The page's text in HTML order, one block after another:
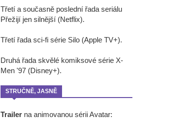
Třetí a současně poslední řada seriálu
Přežijí jen silnější (Netflix).
Třetí řada sci-fi série Silo (Apple TV+).
Druhá řada skvělé komiksové série X-
Men '97 (Disney+).
STRUČNĚ, JASNĚ
Trailer na animovanou sérii Avatar: